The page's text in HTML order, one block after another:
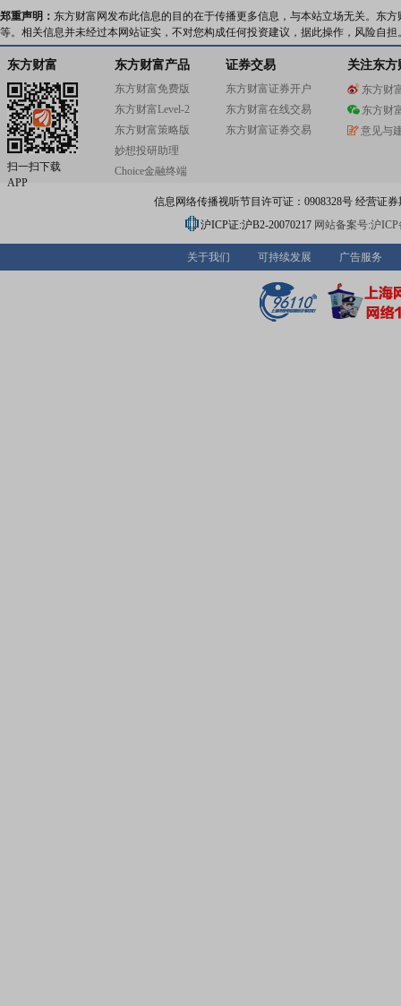
郑重声明： 东方财富网发布此信息的目的在于传播更多信息，与本站立场无关。东
等。相关信息并未经过本网站证实，不对您构成任何投资建议，据此操作，风险自担